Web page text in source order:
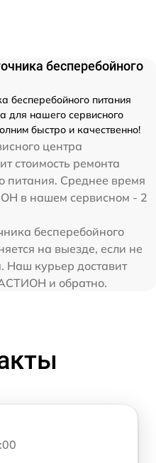
бесперебойного
бесперебойного питания
нашего сервисного
быстро и качественно!
центра
стоимость ремонта
питания. Среднее время
в нашем сервисном - 2
бесперебойного
на выезде, если не
Наш курьер доставит
и обратно.